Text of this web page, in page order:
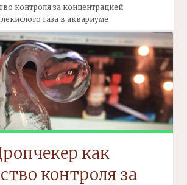
контроля за концентрацией
газа в аквариуме
как
контроля за